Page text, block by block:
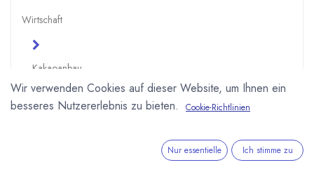
Wirtschaft
Kakaoanbau
Kakao Verarbeitung
Wir verwenden Cookies auf dieser Website, um Ihnen ein
besseres Nutzererlebnis zu bieten.
Cookie-Richtlinien
Nur essentielle Ich stimme zu